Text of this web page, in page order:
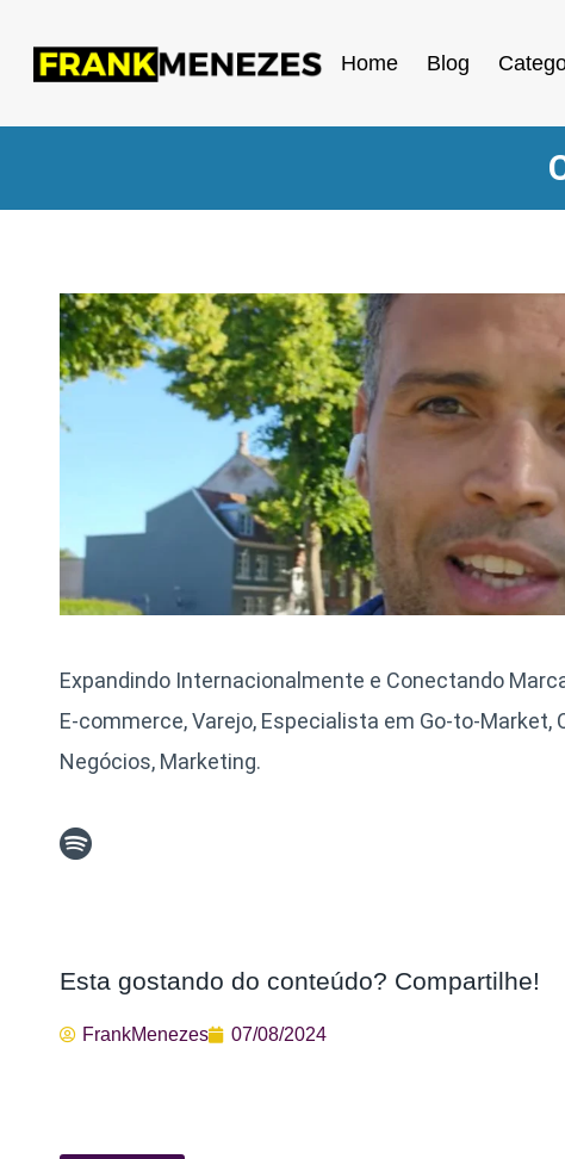
Home Blog
Expandindo Internacionalmente e Conectando
E-commerce, Varejo, Especialista em Go-to-Market,
Negócios, Marketing.
Esta gostando do conteúdo? Compartilhe!
FrankMenezes 07/08/2024